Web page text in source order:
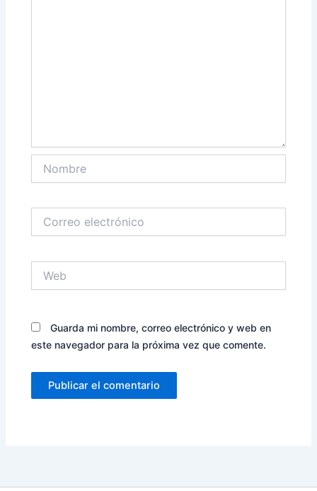
electrónico
Guarda mi nombre, correo electrónico y web en
este navegador para la próxima vez que comente.